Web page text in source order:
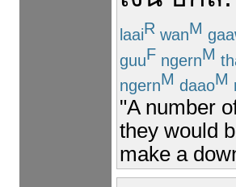
laaiR wanM
guuF ngernM
ngernM daaoM
"A number
they would
make a